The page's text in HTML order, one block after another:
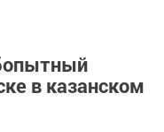
в казанском